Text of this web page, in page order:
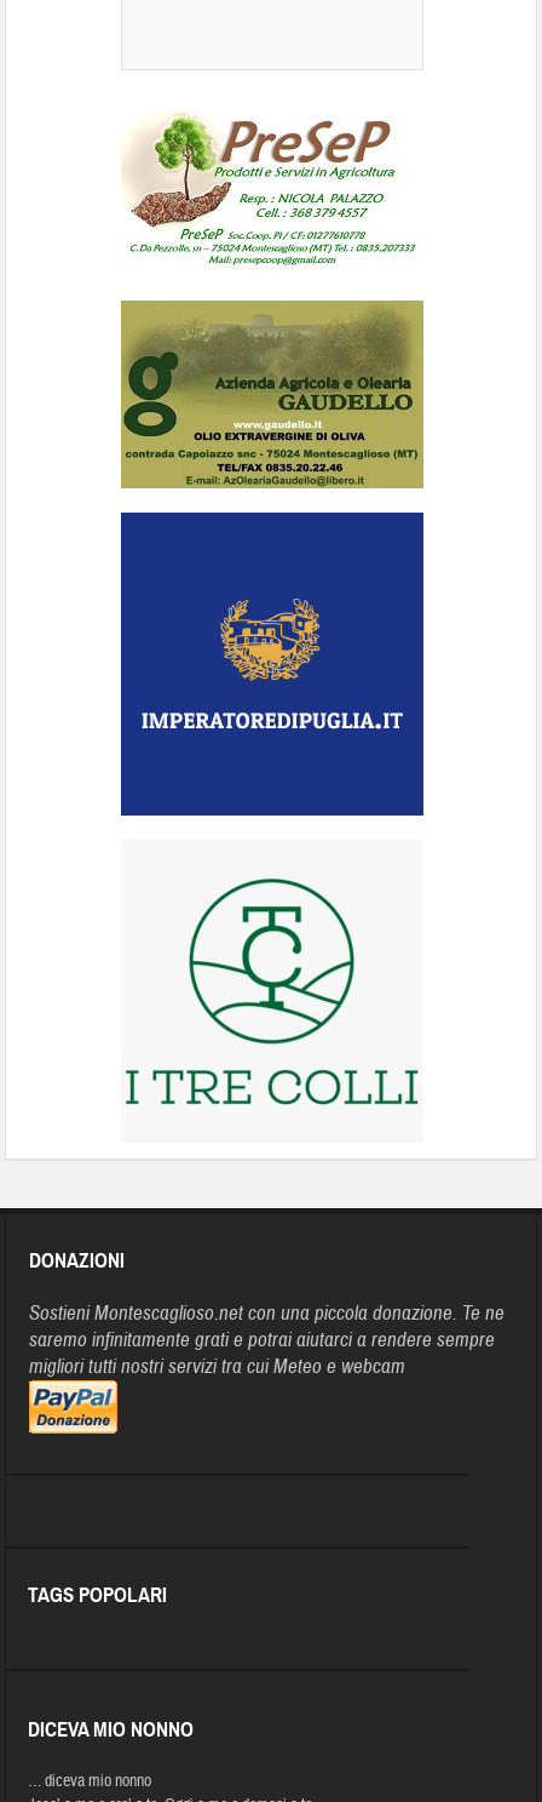
DONAZIONI
Sostieni Montescaglioso.net con una piccola donazione. Te ne
saremo infinitamente grati e potrai aiutarci a rendere sempre
migliori tutti nostri servizi tra cui Meteo e webcam
TAGS POPOLARI
DICEVA MIO NONNO
… diceva mio nonno